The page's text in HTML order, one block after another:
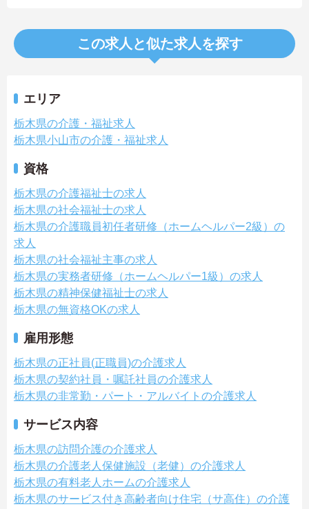
この求人と似た求人を探す
エリア
栃木県の介護・福祉求人
栃木県小山市の介護・福祉求人
資格
栃木県の介護福祉士の求人
栃木県の社会福祉士の求人
栃木県の介護職員初任者研修（ホームヘルパー2級）の
求人
栃木県の社会福祉主事の求人
栃木県の実務者研修（ホームヘルパー1級）の求人
栃木県の精神保健福祉士の求人
栃木県の無資格OKの求人
雇用形態
栃木県の正社員(正職員)の介護求人
栃木県の契約社員・嘱託社員の介護求人
栃木県の非常勤・パート・アルバイトの介護求人
サービス内容
栃木県の訪問介護の介護求人
栃木県の介護老人保健施設（老健）の介護求人
栃木県の有料老人ホームの介護求人
栃木県のサービス付き高齢者向け住宅（サ高住）の介護